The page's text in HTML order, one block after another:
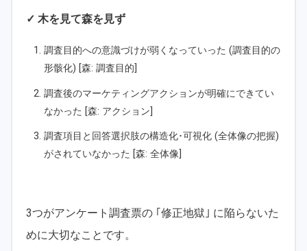
✓ 木を見て森を見ず
調査目的への意識づけが弱くなっていった (調査目的の
形骸化) [森: 調査目的]
調査後のマーケティングアクションが明確にできてい
なかった [森: アクション]
調査項目と回答選択肢の構造化･可視化 (全体像の把握)
がされていなかった [森: 全体像]
3つがアンケート調査票の ｢修正地獄｣ に陥らないた
めに大切なことです。